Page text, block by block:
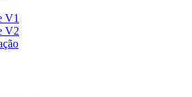
V1
V2